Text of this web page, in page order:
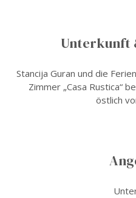
Unterkunft
Stancija Guran und die
Zimmer „Casa Rustica“
östlich